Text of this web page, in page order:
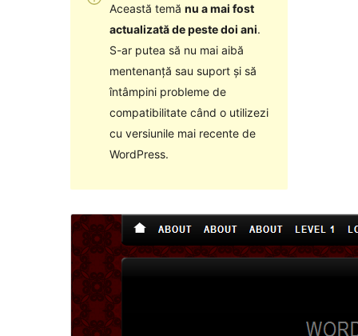
Această temă nu a mai fost
actualizată de peste doi ani.
S-ar putea să nu mai aibă
mentenanță sau suport și să
întâmpini probleme de
compatibilitate când o utilizezi
cu versiunile mai recente de
WordPress.